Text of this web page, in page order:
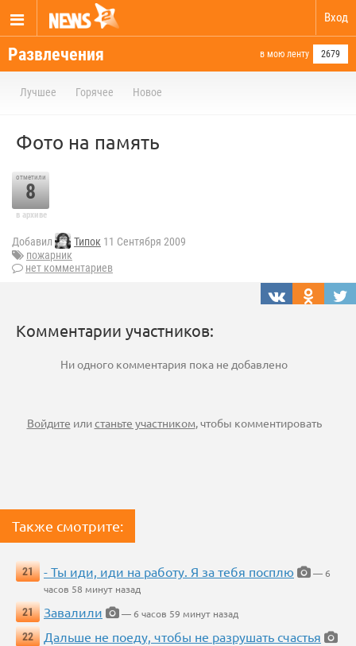
Вход
Развлечения в мою ленту 2679
Лучшее Горячее Новое
Фото на память
отметили
8
в архиве
Добавил Типок 11 Сентября 2009
пожарник
нет комментариев
Комментарии участников:
Ни одного комментария пока не добавлено
Войдите илистаньте участником, чтобы комментировать
Также смотрите:
21 - Ты иди, иди на работу. Я за тебя посплю
— 6
часов 58 минут назад
21
Завалили
— 6 часов 59 минут назад
22
Дальше не поеду, чтобы не разрушать счастья